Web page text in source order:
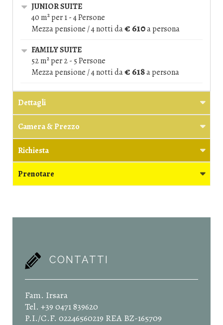
JUNIOR SUITE
40 m² per 1 - 4 Persone
Mezza pensione / 4 nottida€ 610a persona
FAMILY SUITE
52 m² per 2 - 5 Persone
Mezza pensione / 4 nottida€ 618a persona
Dettagli
Camera & Prezzo
Richiesta
Prenotare
CONTATTI
Fam. Irsara
Tel. +39 0471 839620
P.I./C.F. 02246560219 REA BZ-165709